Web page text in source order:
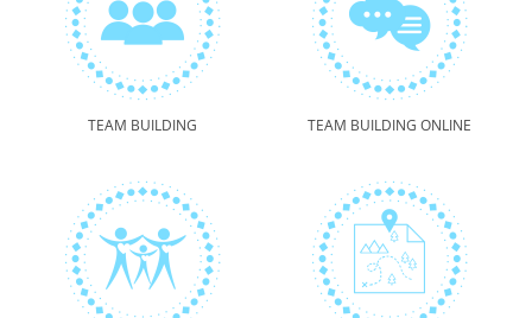
TEAM BUILDING TEAM BUILDING ONLINE